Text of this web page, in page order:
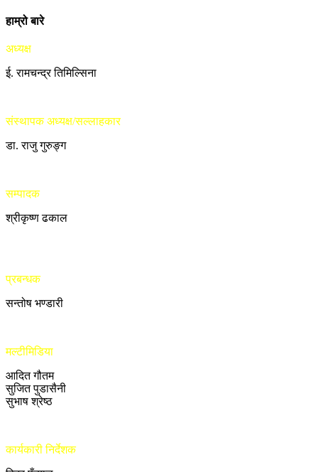
हाम्रो बारे
अध्यक्ष
ई. रामचन्द्र तिमिल्सिना
संस्थापक अध्यक्ष/सल्लाहकार
डा. राजु गुरुङ्ग
सम्पादक
श्रीकृष्ण ढकाल
प्रबन्धक
सन्तोष भण्डारी
मल्टीमिडिया
आदित गौतम
सुजित पुडासैनी
सुभाष श्रेष्ठ
कार्यकारी निर्देशक